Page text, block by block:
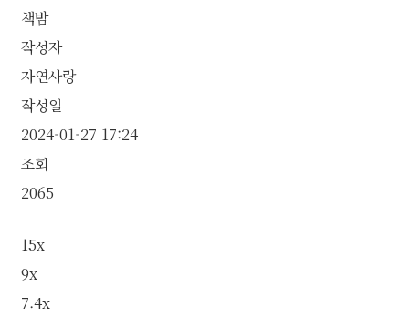
책밤
작성자
자연사랑
작성일
2024-01-27 17:24
조회
2065
15x
9x
7.4x